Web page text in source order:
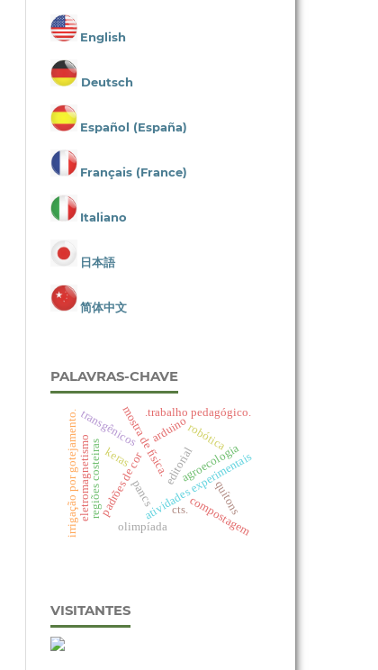
English
Deutsch
Español (España)
Français (France)
Italiano
日本語
简体中文
PALAVRAS-CHAVE
editorial
padrões de coratividades experimentais
mostra de física.
quítons
regiões costeiras
olimpíada
robótica
keras
.trabalho pedagógico.
transgênicos
cts.
agroecologia
compostagem
irrigação por gotejamento.eletromagnetismo
arduino
pancs
VISITANTES